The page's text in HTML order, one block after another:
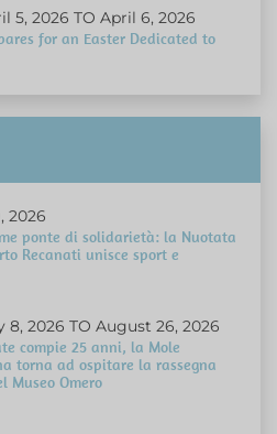
5, 2026 TO April 6, 2026
for an Easter Dedicated to
2026
ponte di solidarietà: la Nuotata
Recanati unisce sport e
8, 2026 TO August 26, 2026
compie 25 anni, la Mole
torna ad ospitare la rassegna
Museo Omero